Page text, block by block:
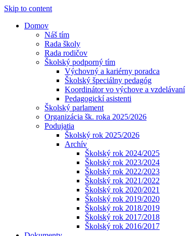
Skip to content
Domov
Náš tím
Rada školy
Rada rodičov
Školský podporný tím
Výchovný a kariérny poradca
Školský špeciálny pedagóg
Koordinátor vo výchove a vzdelávaní
Pedagogickí asistenti
Školský parlament
Organizácia šk. roka 2025/2026
Podujatia
Školský rok 2025/2026
Archív
Školský rok 2024/2025
Školský rok 2023/2024
Školský rok 2022/2023
Školský rok 2021/2022
Školský rok 2020/2021
Školský rok 2019/2020
Školský rok 2018/2019
Školský rok 2017/2018
Školský rok 2016/2017